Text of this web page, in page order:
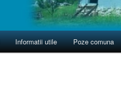
Informatii utile Poze comuna